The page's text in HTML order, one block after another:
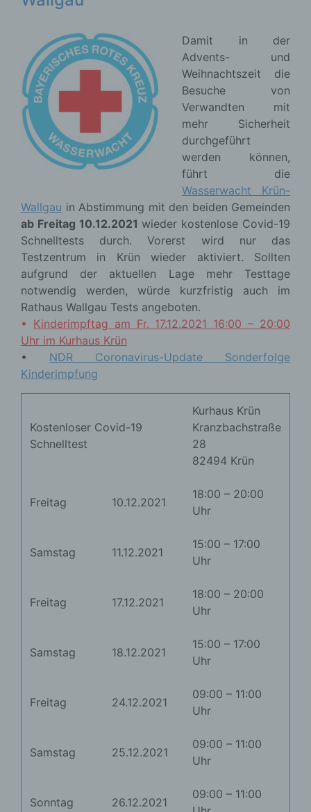
Damit in der
Advents- und
Weihnachtszeit die
Besuche von
Verwandten mit
mehr Sicherheit
durchgeführt
werden können,
führt die
Wasserwacht Krün-
Wallgau in Abstimmung mit den beiden Gemeinden
ab Freitag 10.12.2021 wieder kostenlose Covid-19
Schnelltests durch. Vorerst wird nur das
Testzentrum in Krün wieder aktiviert. Sollten
aufgrund der aktuellen Lage mehr Testtage
notwendig werden, würde kurzfristig auch im
Rathaus Wallgau Tests angeboten.
• Kinderimpftag am Fr. 17.12.2021 16:00 – 20:00
Uhr im Kurhaus Krün
• NDR Coronavirus-Update Sonderfolge
Kinderimpfung
Kostenloser Covid-19
Schnelltest
Kurhaus Krün
Kranzbachstraße
28
82494 Krün
Freitag 10.12.2021
18:00 – 20:00
Uhr
Samstag 11.12.2021
15:00 – 17:00
Uhr
Freitag 17.12.2021
18:00 – 20:00
Uhr
Samstag 18.12.2021
15:00 – 17:00
Uhr
Freitag 24.12.2021
09:00 – 11:00
Uhr
Samstag 25.12.2021
09:00 – 11:00
Uhr
Sonntag 26.12.2021
09:00 – 11:00